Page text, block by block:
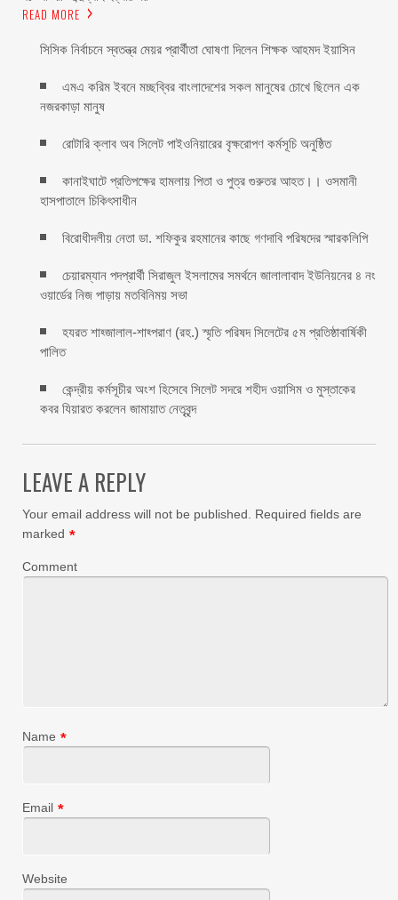
READ MORE
সিসিক নির্বাচনে স্বতন্ত্র মেয়র প্রার্থীতা ঘোষণা দিলেন শিক্ষক আহমদ ইয়াসিন
এমএ করিম ইবনে মচ্ছব্বির বাংলাদেশের সকল মানুষের চোখে ছিলেন এক
নজরকাড়া মানুষ ‎
রোটারি ক্লাব অব সিলেট পাইওনিয়ারের বৃক্ষরোপণ কর্মসূচি অনুষ্ঠিত
কানাইঘাটে প্রতিপক্ষের হামলায় পিতা ও পুত্র গুরুতর আহত।। ওসমানী
হাসপাতালে চিকিৎসাধীন
বিরোধীদলীয় নেতা ডা. শফিকুর রহমানের কাছে গণদাবি পরিষদের স্মারকলিপি ‎
চেয়ারম্যান পদপ্রার্থী সিরাজুল ইসলামের সমর্থনে জালালাবাদ ইউনিয়নের ৪ নং
ওয়ার্ডের নিজ পাড়ায় মতবিনিময় সভা
হযরত শাহ্জালাল-শাহ্পরাণ (রহ.) স্মৃতি পরিষদ সিলেটের ৫ম প্রতিষ্ঠাবার্ষিকী
পালিত ‎​
কেন্দ্রীয় কর্মসূচীর অংশ হিসেবে সিলেট সদরে শহীদ ওয়াসিম ও মুস্তাকের
কবর যিয়ারত করলেন জামায়াত নেতৃবৃন্দ ‎
LEAVE A REPLY
Your email address will not be published.
Required fields are
marked *
Comment
Name *
Email *
Website